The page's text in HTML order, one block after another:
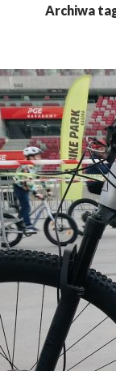
Archiwa